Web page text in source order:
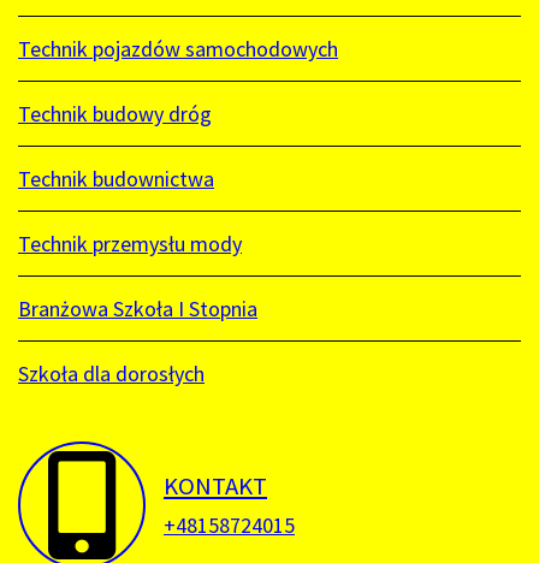
Technik pojazdów samochodowych
Technik budowy dróg
Technik budownictwa
Technik przemysłu mody
Branżowa Szkoła I Stopnia
Szkoła dla dorosłych
KONTAKT
+48158724015